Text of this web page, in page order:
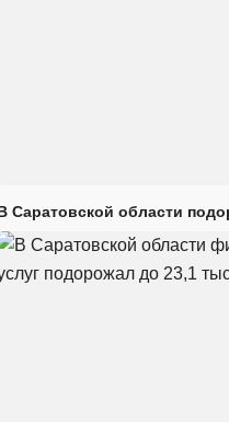
Саратовской области